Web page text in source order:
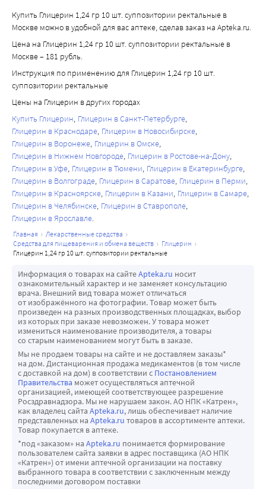
Купить Глицерин 1,24 гр 10 шт. суппозитории ректальные в
Москве можно в удобной для вас аптеке, сделав заказ на Apteka.ru.
Цена на Глицерин 1,24 гр 10 шт. суппозитории ректальные в
Москве – 181 рубль.
Инструкция по применению для Глицерин 1,24 гр 10 шт.
суппозитории ректальные
Цены на Глицерин в других городах
Купить Глицерин Глицерин в Санкт-Петербурге
Глицерин в Краснодаре Глицерин в Новосибирске
Глицерин в Воронеже Глицерин в Омске
Глицерин в Нижнем Новгороде Глицерин в Ростове-на-Дону
Глицерин в Уфе Глицерин в Тюмени Глицерин в Екатеринбурге
Глицерин в Волгограде Глицерин в Саратове Глицерин в Перми
Глицерин в Красноярске Глицерин в Казани Глицерин в Самаре
Глицерин в Челябинске Глицерин в Ставрополе
Глицерин в Ярославле
главная
лекарственные средства
средства для пищеварения и обмена веществ
глицерин
глицерин 1,24 гр 10 шт. суппозитории ректальные
Информация о товарах на сайтеApteka.ru носит
ознакомительный характер и не заменяет консультацию
врача. Внешний вид товара может отличаться
от изображённого на фотографии. Товар может быть
произведен на разных производственных площадках, выбор
из которых при заказе невозможен. У товара может
измениться наименование производителя, а товары
со старым наименованием могут быть в заказе.
Мы не продаем товары на сайте и не доставляем заказы*
на дом. Дистанционная продажа медикаментов (в том числе
с доставкой на дом) в соответствии с Постановлением
Правительства может осуществляться аптечной
организацией, имеющей соответствующее разрешение
Росздравнадзора. Мы не нарушаем закон. АО НПК «Катрен»,
как владелец сайта Apteka.ru, лишь обеспечивает наличие
представленных на Apteka.ru товаров в ассортименте аптеки.
Товар покупается в аптеке.
*под «заказом» на Apteka.ru понимается формирование
пользователем сайта заявки в адрес поставщика (АО НПК
«Катрен») от имени аптечной организации на поставку
выбранного товара в соответствии с заключенным между
последними договором поставки